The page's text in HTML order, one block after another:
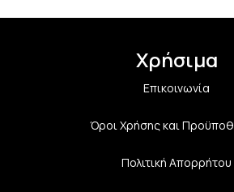
Χρήσιμα
Επικοινωνία
Όροι Χρήσης και
Πολιτική Aπορρήτου